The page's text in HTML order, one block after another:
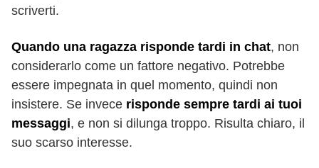
scriverti.
Quando una ragazza risponde tardi in chat, non
considerarlo come un fattore negativo. Potrebbe
essere impegnata in quel momento, quindi non
insistere. Se invece risponde sempre tardi ai tuoi
messaggi, e non si dilunga troppo. Risulta chiaro, il
suo scarso interesse.